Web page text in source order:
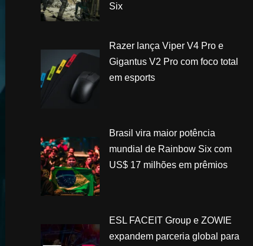
Six
Razer lança Viper V4 Pro e
Gigantus V2 Pro com foco total
em esports
Brasil vira maior potência
mundial de Rainbow Six com
US$ 17 milhões em prêmios
ESL FACEIT Group e ZOWIE
expandem parceria global para